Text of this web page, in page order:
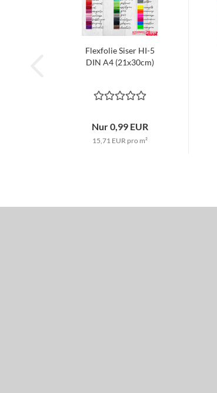
Flexfolie Siser HI-5
DIN A4 (21x30cm)
Nur 0,99 EUR
15,71 EUR pro m²